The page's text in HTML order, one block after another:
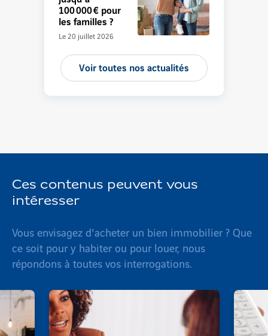
100 000 € pour
les familles ?
Le 20 juillet 2026
Voir toutes nos actualités
Ces contenus peuvent vous
intéresser
Vous envisagez d'acheter un bien immobilier ? Que
ce soit pour y habiter ou pour louer, nous
répondons à toutes vos interrogations.